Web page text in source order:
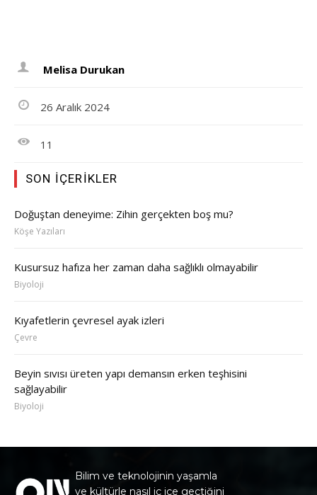
Melisa Durukan
26 Aralık 2024
11
SON İÇERIKLER
Doğuştan deneyime: Zihin gerçekten boş mu?
Köşe Yazıları
Kusursuz hafıza her zaman daha sağlıklı olmayabilir
Biyoloji
Kıyafetlerin çevresel ayak izleri
Çevre
Beyin sıvısı üreten yapı demansın erken teşhisini
sağlayabilir
Biyoloji
Bilim ve teknolojinin yaşamla
ve kültürle nasıl iç içe geçtiğini